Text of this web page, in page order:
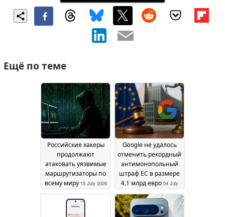
Ещё по теме
Российские хакеры
продолжают
атаковать уязвимые
маршрутизаторы по
всему миру 15 July 2026
Google не удалось
отменить рекордный
антимонопольный
штраф ЕС в размере
4,1 млрд евро 04 July
2026